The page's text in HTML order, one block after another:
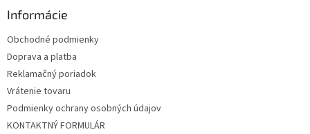
Informácie
Obchodné podmienky
Doprava a platba
Reklamačný poriadok
Vrátenie tovaru
Podmienky ochrany osobných údajov
KONTAKTNÝ FORMULÁR